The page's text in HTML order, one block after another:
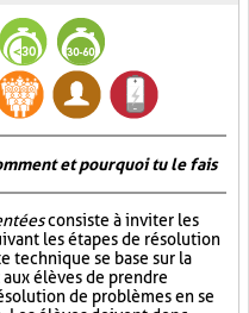
et pourquoi tu le fais
consiste à inviter les
les étapes de résolution
technique se base sur la
élèves de prendre
de problèmes en se